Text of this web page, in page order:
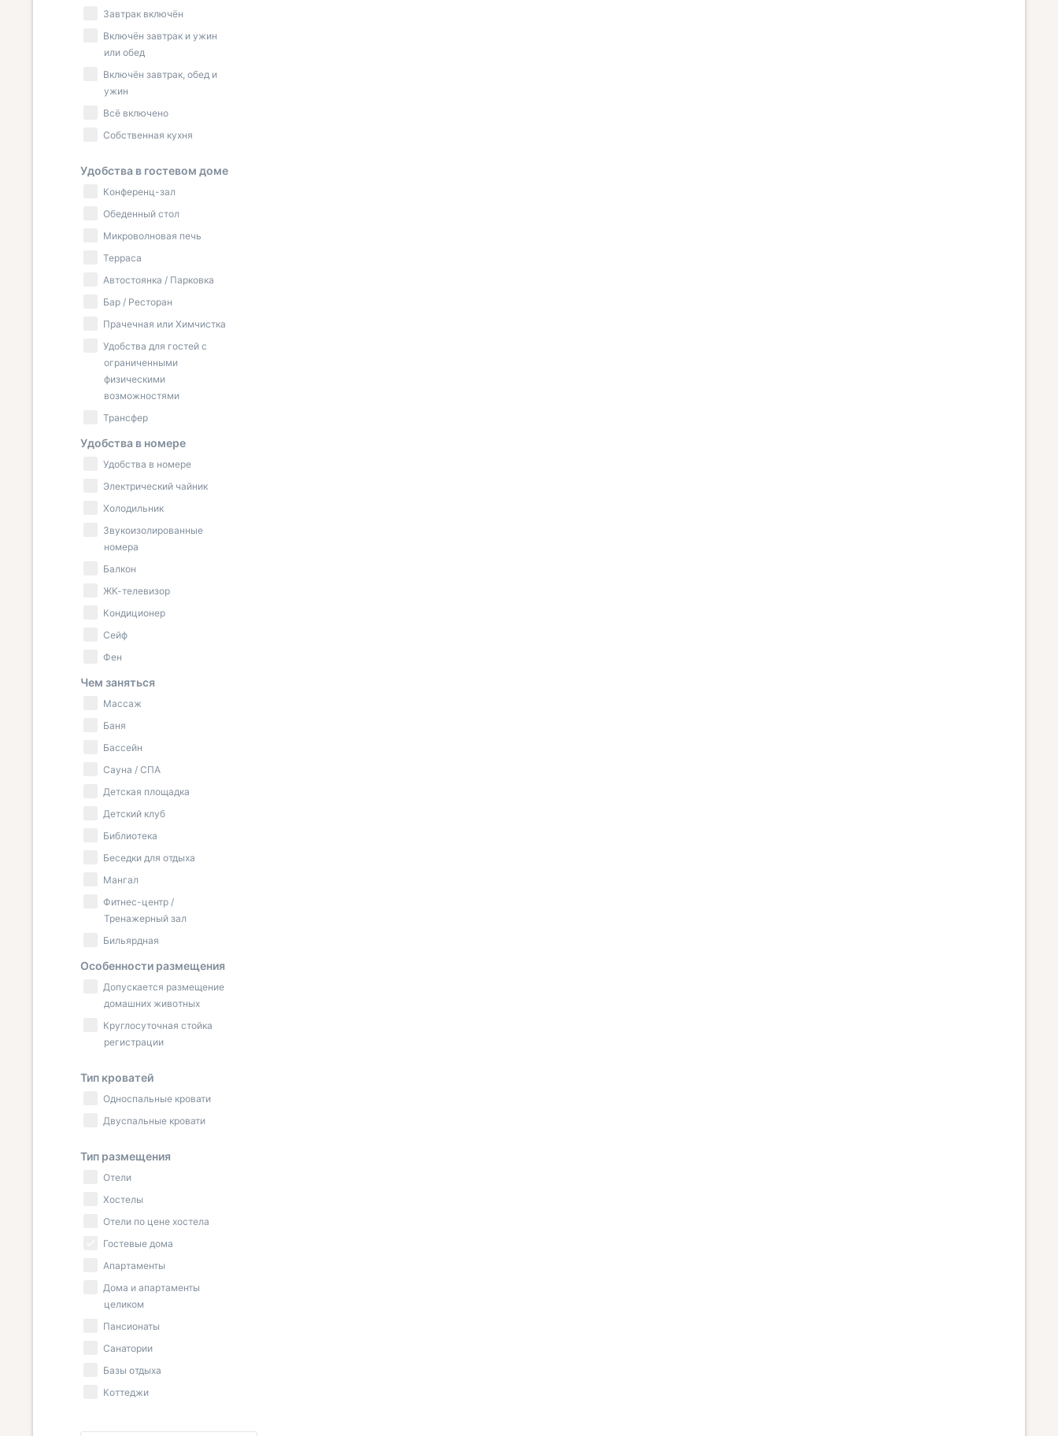
Завтрак включён
Включён завтрак и ужин
или обед
Включён завтрак, обед и
ужин
Всё включено
Собственная кухня
Удобства в гостевом доме
Конференц-зал
Обеденный стол
Микроволновая печь
Терраса
Автостоянка / Парковка
Бар / Ресторан
Прачечная или Химчистка
Удобства для гостей с
ограниченными
физическими
возможностями
Трансфер
Удобства в номере
Удобства в номере
Электрический чайник
Холодильник
Звукоизолированные
номера
Балкон
ЖК-телевизор
Кондиционер
Сейф
Фен
Чем заняться
Массаж
Баня
Бассейн
Сауна / СПА
Детская площадка
Детский клуб
Библиотека
Беседки для отдыха
Мангал
Фитнес-центр /
Тренажерный зал
Бильярдная
Особенности размещения
Допускается размещение
домашних животных
Круглосуточная стойка
регистрации
Тип кроватей
Односпальные кровати
Двуспальные кровати
Тип размещения
Отели
Хостелы
Отели по цене хостела
Гостевые дома
Апартаменты
Дома и апартаменты
целиком
Пансионаты
Санатории
Базы отдыха
Коттеджи